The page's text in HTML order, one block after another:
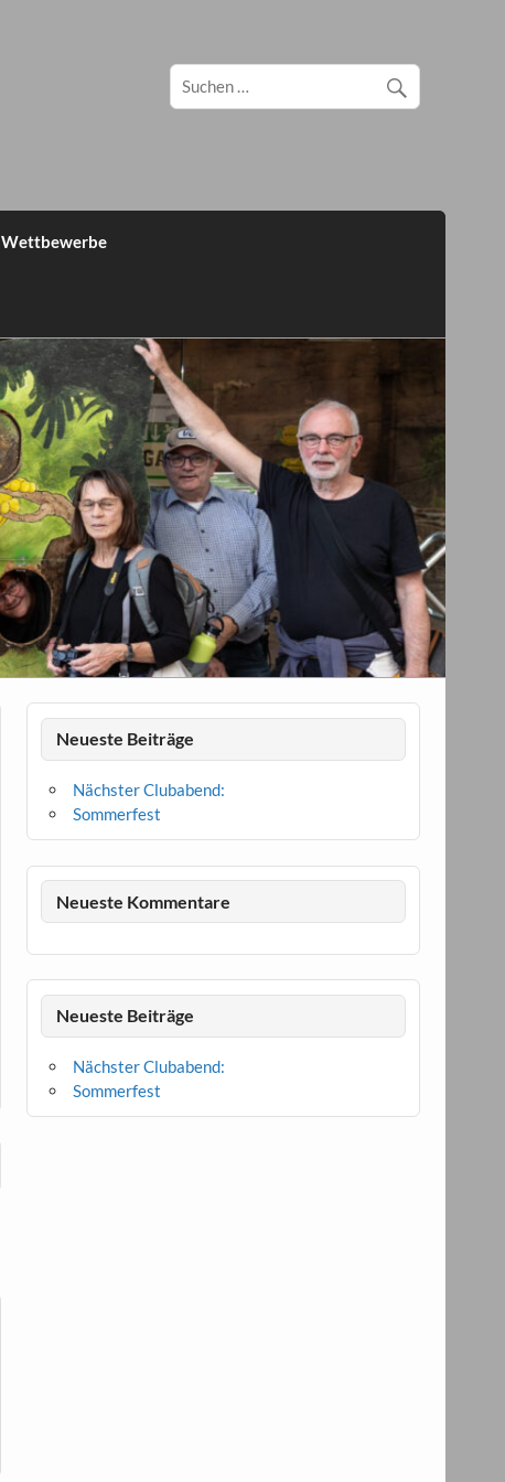
Wettbewerbe
Neueste Beiträge
Nächster Clubabend:
Sommerfest
Neueste Kommentare
Neueste Beiträge
Nächster Clubabend:
Sommerfest